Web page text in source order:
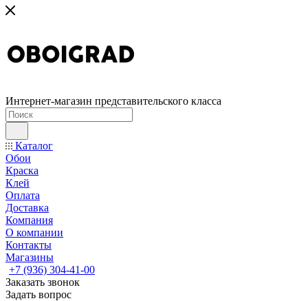
Интернет-магазин представительского класса
Каталог
Обои
Краска
Клей
Оплата
Доставка
Компания
О компании
Контакты
Магазины
+7 (936) 304-41-00
Заказать звонок
Задать вопрос